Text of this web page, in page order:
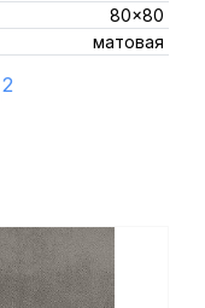
80x80
матовая
2